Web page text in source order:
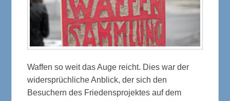
Waffen so weit das Auge reicht. Dies war der
widersprüchliche Anblick, der sich den
Besuchern des Friedensprojektes auf dem